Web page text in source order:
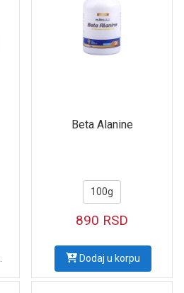
Beta Alanine
100g
890 RSD
Dodaj u korpu